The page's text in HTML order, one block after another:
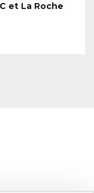
et La Roche